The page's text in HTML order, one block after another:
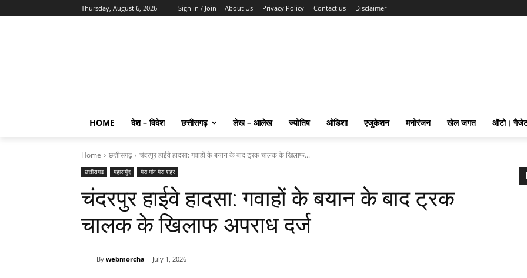
Thursday, August 6, 2026 Sign in / Join About Us Privacy Policy Contact us Disclaimer
HOME देश – विदेश छत्तीसगढ़ लेख – आलेख ज्योतिष ओडिशा एजुकेशन मनोरंजन खेल जगत ऑटो।
Home छत्तीसगढ़ चंदरपुर हाईवे हादसा: गवाहों के बयान के बाद ट्रक चालक के खिलाफ...
छत्तीसगढ़ महासमुंद मेरा गांव मेरा शहर
चंदरपुर हाईवे हादसा: गवाहों के बयान के बाद ट्रक
चालक के खिलाफ अपराध दर्ज
By webmorcha July 1, 2026